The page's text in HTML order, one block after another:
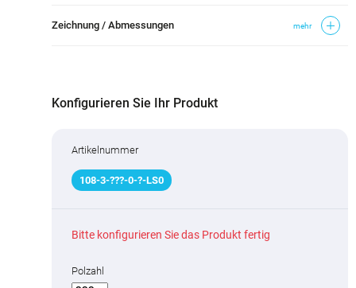
Zeichnung / Abmessungen mehr
Konfigurieren Sie Ihr Produkt
Artikelnummer
108-3-???-0-?-LS0
Bitte konfigurieren Sie das Produkt fertig
Polzahl